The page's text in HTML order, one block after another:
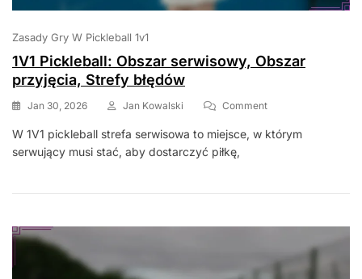
Zasady Gry W Pickleball 1v1
1V1 Pickleball: Obszar serwisowy, Obszar
przyjęcia, Strefy błędów
Jan 30, 2026 Jan Kowalski CommentOn
Pickleball:
Przyjęcia,
Błędów
W 1V1 pickleball strefa serwisowa to miejsce, w którym
serwujący musi stać, aby dostarczyć piłkę,